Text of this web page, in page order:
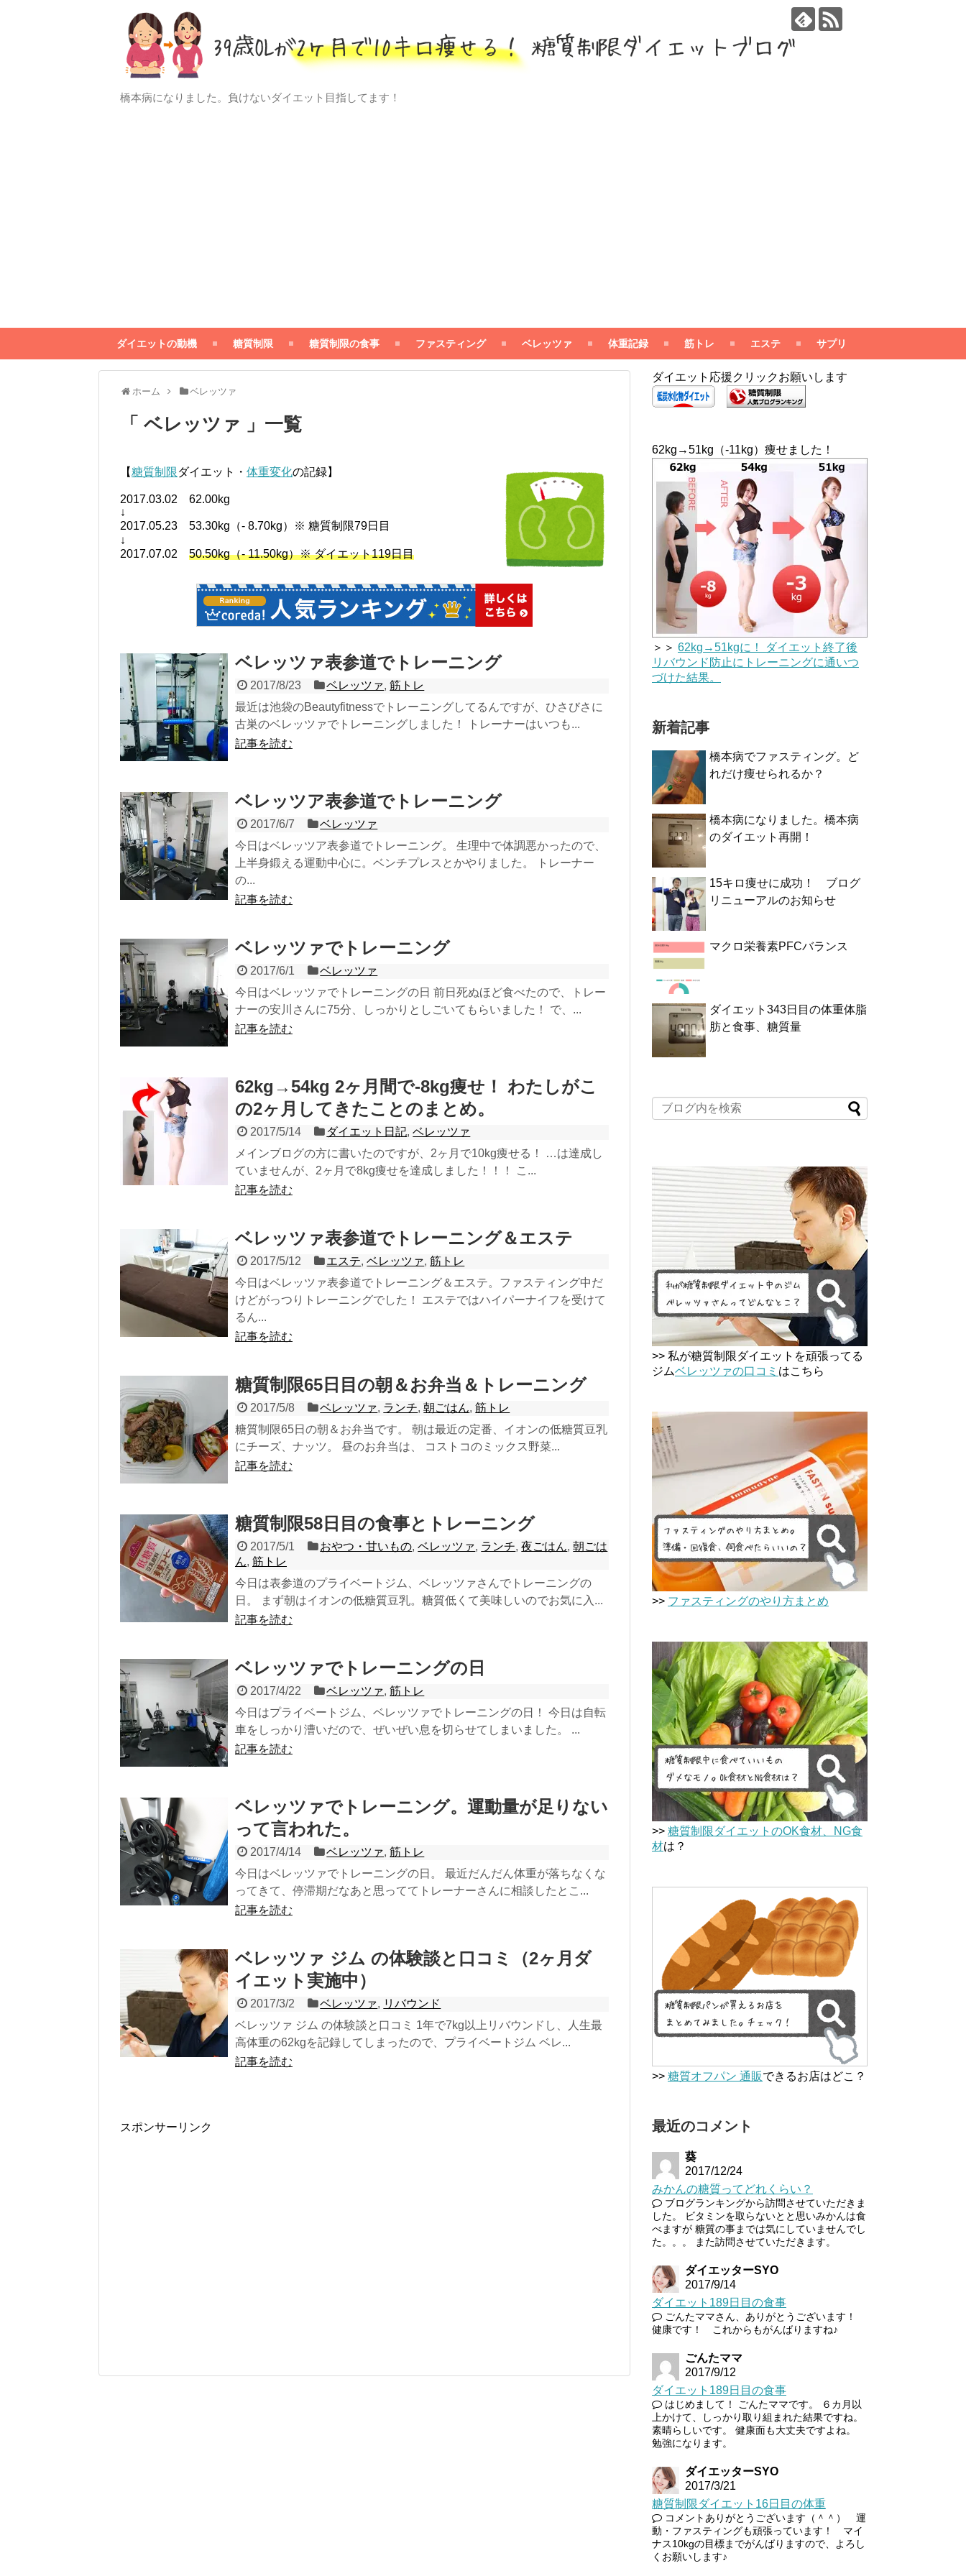
橋本病になりました。負けないダイエット目指してます！
ダイエットの動機 糖質制限 糖質制限の食事 ファスティング ベレッツァ 体重記録 筋トレ エステ サプリ
ホーム ベレッツァ
「 ベレッツァ 」一覧
【糖質制限ダイエット・ 体重変化の記録】
2017.03.02 62.00kg
↓
2017.05.23 53.30kg（- 8.70kg）※ 糖質制限79日目
↓
2017.07.02 50.50kg（- 11.50kg）※ ダイエット119日目
ベレッツァ表参道でトレーニング
2017/8/23 ベレッツァ,筋トレ
最近は池袋のBeautyfitnessでトレーニングしてるんですが、ひさびさに
古巣のベレッツァでトレーニングしました！ トレーナーはいつも...
記事を読む
ベレッツア表参道でトレーニング
2017/6/7
ベレッツァ
今日はベレッツア表参道でトレーニング。 生理中で体調悪かったので、
上半身鍛える運動中心に。ベンチプレスとかやりました。 トレーナー
の...
記事を読む
ベレッツァでトレーニング
2017/6/1
ベレッツァ
今日はベレッツァでトレーニングの日 前日死ぬほど食べたので、トレー
ナーの安川さんに75分、しっかりとしごいてもらいました！ で、...
記事を読む
62kg→54kg 2ヶ月間で-8kg痩せ！ わたしがこ
の2ヶ月してきたことのまとめ。
2017/5/14 ダイエット日記,ベレッツァ
メインブログの方に書いたのですが、2ヶ月で10kg痩せる！ …は達成し
ていませんが、2ヶ月で8kg痩せを達成しました！！！ こ...
記事を読む
ベレッツァ表参道でトレーニング＆エステ
2017/5/12 エステ,ベレッツァ,筋トレ
今日はベレッツァ表参道でトレーニング＆エステ。ファスティング中だ
けどがっつりトレーニングでした！ エステではハイパーナイフを受けて
るん...
記事を読む
糖質制限65日目の朝＆お弁当＆トレーニング
2017/5/8 ベレッツァ, ランチ,朝ごはん,筋トレ
糖質制限65日の朝＆お弁当です。 朝は最近の定番、イオンの低糖質豆乳
にチーズ、ナッツ。 昼のお弁当は、 コストコのミックス野菜...
記事を読む
糖質制限58日目の食事とトレーニング
2017/5/1 おやつ・甘いもの,ベレッツァ, ランチ,夜ごはん,朝ごは
ん, 筋トレ
今日は表参道のプライベートジム、ベレッツァさんでトレーニングの
日。 まず朝はイオンの低糖質豆乳。糖質低くて美味しいのでお気に入...
記事を読む
ベレッツァでトレーニングの日
2017/4/22 ベレッツァ,筋トレ
今日はプライベートジム、ベレッツァでトレーニングの日！ 今日は自転
車をしっかり漕いだので、ぜいぜい息を切らせてしまいました。 ...
記事を読む
ベレッツァでトレーニング。運動量が足りない
って言われた。
2017/4/14 ベレッツァ,筋トレ
今日はベレッツァでトレーニングの日。 最近だんだん体重が落ちなくな
ってきて、停滞期だなあと思っててトレーナーさんに相談したとこ...
記事を読む
ベレッツァ ジム の体験談と口コミ（2ヶ月ダ
イエット実施中）
2017/3/2 ベレッツァ, リバウンド
ベレッツァ ジム の体験談と口コミ 1年で7kg以上リバウンドし、人生最
高体重の62kgを記録してしまったので、プライベートジム ベレ...
記事を読む
スポンサーリンク
ダイエット応援クリックお願いします
62kg→51kg（-11kg）痩せました！
＞＞ 62kg→51kgに！ ダイエット終了後
リバウンド防止にトレーニングに通いつ
づけた結果。
新着記事
橋本病でファスティング。ど
れだけ痩せられるか？
橋本病になりました。橋本病
のダイエット再開！
15キロ痩せに成功！ ブログ
リニューアルのお知らせ
マクロ栄養素PFCバランス
ダイエット343日目の体重体脂
肪と食事、糖質量
>> 私が糖質制限ダイエットを頑張ってる
ジムベレッツァの口コミ はこちら
>> ファスティングのやり方まとめ
>> 糖質制限ダイエットのOK食材、NG食
材は？
>> 糖質オフパン 通販できるお店はどこ？
最近のコメント
葵
2017/12/24
みかんの糖質ってどれくらい？
ブログランキングから訪問させていただきま
した。 ビタミンを取らないとと思いみかんは食
べますが 糖質の事までは気にしていませんでし
た。。。 また訪問させていただきます。
ダイエッターSYO
2017/9/14
ダイエット189日目の食事
ごんたママさん、ありがとうございます！
健康です！ これからもがんばりますね♪
ごんたママ
2017/9/12
ダイエット189日目の食事
はじめまして！ ごんたママです。 ６カ月以
上かけて、しっかり取り組まれた結果ですね。
素晴らしいです。 健康面も大丈夫ですよね。
勉強になります。
ダイエッターSYO
2017/3/21
糖質制限ダイエット16日目の体重
コメントありがとうございます（＾＾） 運
動・ファスティングも頑張っています！ マイ
ナス10kgの目標までがんばりますので、よろし
くお願いします♪